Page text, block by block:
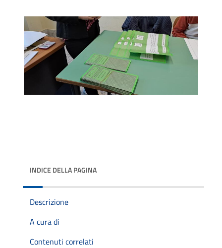
INDICE DELLA PAGINA
Descrizione
A cura di
Contenuti correlati